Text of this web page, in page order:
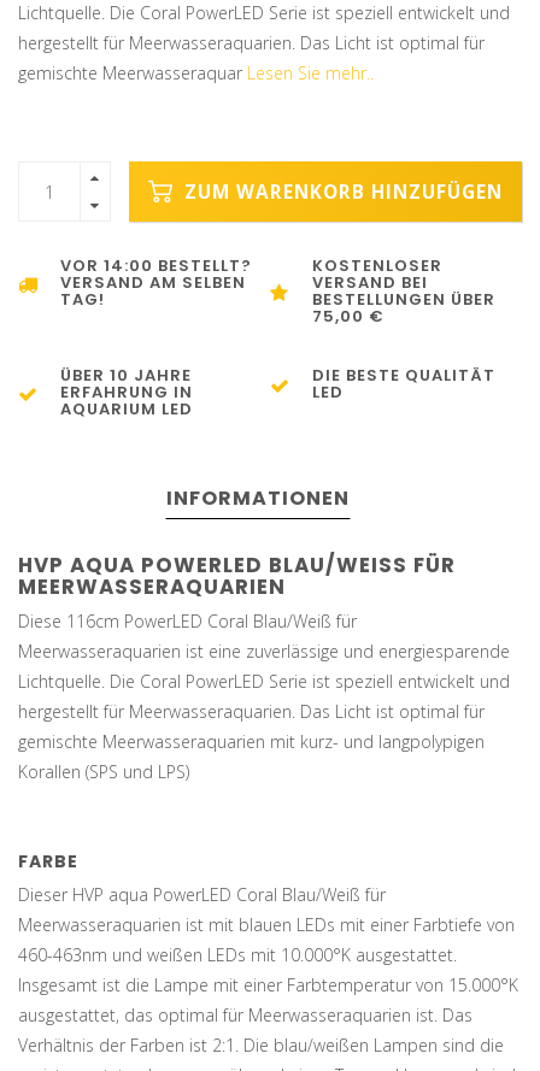
Lichtquelle. Die Coral PowerLED Serie ist speziell entwickelt und
hergestellt für Meerwasseraquarien. Das Licht ist optimal für
gemischte Meerwasseraquar Lesen Sie mehr..
ZUM WARENKORB HINZUFÜGEN
VOR 14:00 BESTELLT?
VERSAND AM SELBEN
TAG!
KOSTENLOSER
VERSAND BEI
BESTELLUNGEN ÜBER
75,00 €
ÜBER 10 JAHRE
ERFAHRUNG IN
AQUARIUM LED
DIE BESTE QUALITÄT
LED
INFORMATIONEN
HVP AQUA POWERLED BLAU/WEISS FÜR M
EERWASSERAQUARIEN
Diese 116cm PowerLED Coral Blau/Weiß für
Meerwasseraquarien ist eine zuverlässige und energiesparende
Lichtquelle. Die Coral PowerLED Serie ist speziell entwickelt und
hergestellt für Meerwasseraquarien. Das Licht ist optimal für
gemischte Meerwasseraquarien mit kurz- und langpolypigen
Korallen (SPS und LPS)
FARBE
Dieser HVP aqua PowerLED Coral Blau/Weiß für
Meerwasseraquarien ist mit blauen LEDs mit einer Farbtiefe von
460-463nm und weißen LEDs mit 10.000°K ausgestattet.
Insgesamt ist die Lampe mit einer Farbtemperatur von 15.000°K
ausgestattet, das optimal für Meerwasseraquarien ist. Das
Verhältnis der Farben ist 2:1. Die blau/weißen Lampen sind die